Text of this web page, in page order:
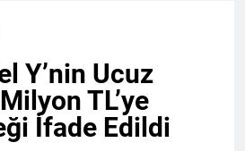
Y’nin Ucuz
TL’ye
İfade Edildi